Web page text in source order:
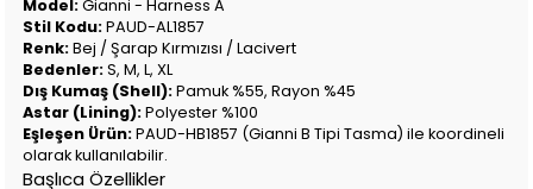
Model:Gianni - Harness A
Stil Kodu:PAUD-AL1857
Renk:Bej / Şarap Kırmızısı / Lacivert
Bedenler:S, M, L, XL
Dış Kumaş (Shell):Pamuk %55, Rayon %45
Astar (Lining):Polyester %100
Eşleşen Ürün:PAUD-HB1857 (Gianni B Tipi Tasma) ile koordineli
olarak kullanılabilir.
Başlıca Özellikler